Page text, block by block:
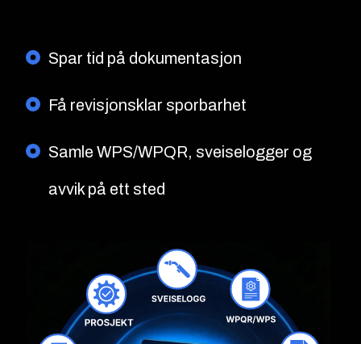
Spar tid på dokumentasjon
Få revisjonsklar sporbarhet
Samle WPS/WPQR, sveiselogger og
avvik på ett sted